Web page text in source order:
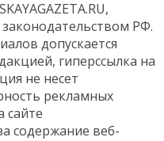
РФ.
допускается
гиперссылка на
не несет
рекламных
сайте
содержание веб-